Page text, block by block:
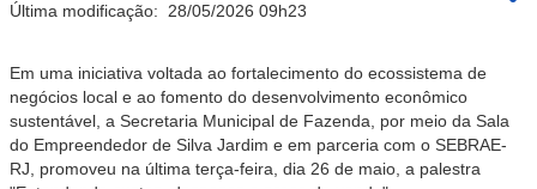
Última modificação: 28/05/2026 09h23
Em uma iniciativa voltada ao fortalecimento do ecossistema de
negócios local e ao fomento do desenvolvimento econômico
sustentável, a Secretaria Municipal de Fazenda, por meio da Sala
do Empreendedor de Silva Jardim e em parceria com o SEBRAE-
RJ, promoveu na última terça-feira, dia 26 de maio, a palestra